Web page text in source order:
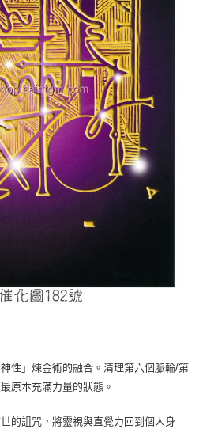
以上)免運費
性」煉金術的融合。清理第六個脈輪/第
原本充滿力量的狀態。
的詛咒，將靈視與直覺力回到個人身